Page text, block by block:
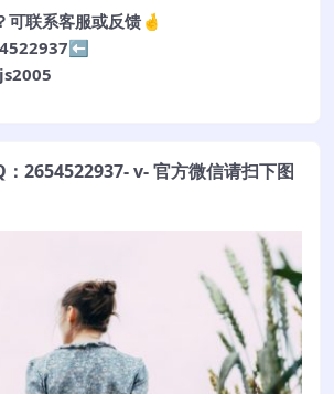
可联系客服或反馈🤞
2654522937- v- 官方微信请扫下图